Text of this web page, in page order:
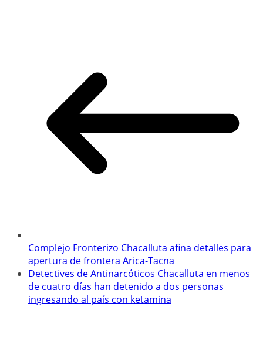
Complejo Fronterizo Chacalluta afina detalles para
apertura de frontera Arica-Tacna
Detectives de Antinarcóticos Chacalluta en menos
de cuatro días han detenido a dos personas
ingresando al país con ketamina